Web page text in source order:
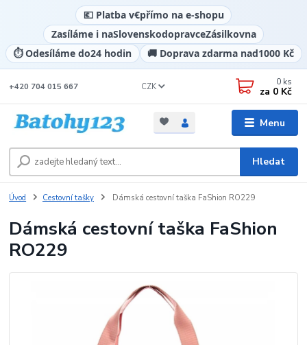
💶 Platba v€přímo na e-shopu
Zasíláme i naSlovenskodopravceZásilkovna
⏱️ Odesíláme do24 hodin 🚚 Doprava zdarma nad1000 Kč
Menu
CZK
Hledat
+420 704 015 667 0 ks
za 0 Kč
Úvod Cestovní tašky Dámská cestovní taška FaShion RO229
Dámská cestovní taška FaShion
RO229